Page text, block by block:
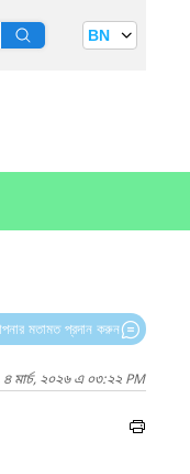
BN
মতামত প্রদান করুন
৪ মার্চ, ২০২৬ এ ০৩:২২ PM